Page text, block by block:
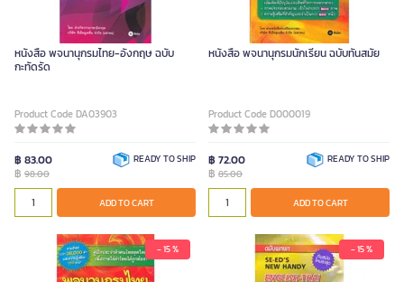
หนังสือ พจนานุกรมไทย-อังกฤษ ฉบับ
กะทัดรัด
Product Code DA03903
฿ 83.00
฿ 98.00
READY TO SHIP
ADD TO CART
หนังสือ พจนานุกรมนักเรียน ฉบับทันสมัย
Product Code D000019
฿ 72.00
฿ 85.00
READY TO SHIP
ADD TO CART
- 15 % - 15 %